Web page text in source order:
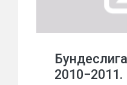
2010−2011.